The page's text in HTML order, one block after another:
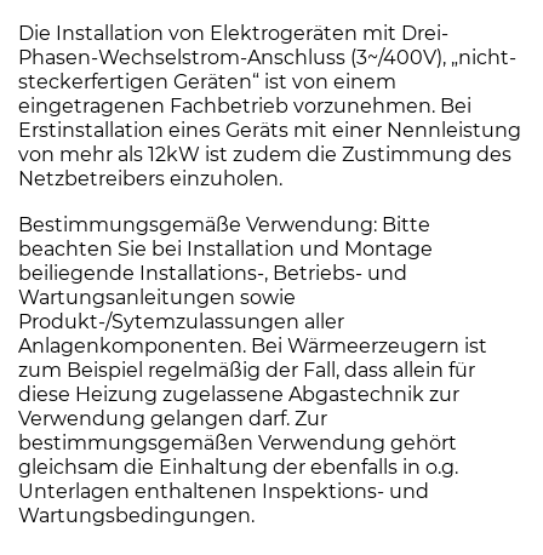
Die Installation von Elektrogeräten mit Drei-
Phasen-Wechselstrom-Anschluss (3~/400V), „nicht-
steckerfertigen Geräten“ ist von einem
eingetragenen Fachbetrieb vorzunehmen. Bei
Erstinstallation eines Geräts mit einer Nennleistung
von mehr als 12kW ist zudem die Zustimmung des
Netzbetreibers einzuholen.
Bestimmungsgemäße Verwendung: Bitte
beachten Sie bei Installation und Montage
beiliegende Installations-, Betriebs- und
Wartungsanleitungen sowie
Produkt-/Sytemzulassungen aller
Anlagenkomponenten. Bei Wärmeerzeugern ist
zum Beispiel regelmäßig der Fall, dass allein für
diese Heizung zugelassene Abgastechnik zur
Verwendung gelangen darf. Zur
bestimmungsgemäßen Verwendung gehört
gleichsam die Einhaltung der ebenfalls in o.g.
Unterlagen enthaltenen Inspektions- und
Wartungsbedingungen.